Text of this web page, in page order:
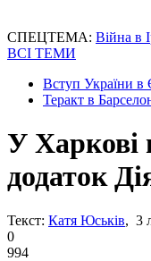
СПЕЦТЕМА: Війна в
ВСІ ТЕМИ
Вступ України в
Теракт в
У Харкові
додаток
Текст: Катя Юськів, 3
0
994